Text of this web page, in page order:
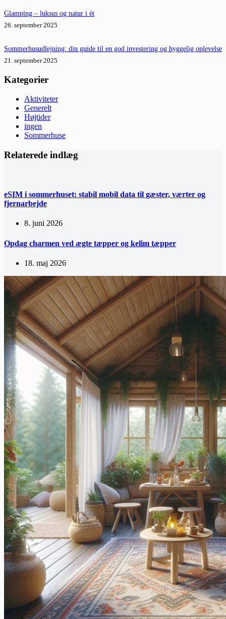
Glamping – luksus og natur i ét
26. september 2025
Sommerhusudlejning: din guide til en god investering og hyggelig oplevelse
21. september 2025
Kategorier
Aktiviteter
Generelt
Højtider
ingen
Sommerhuse
Relaterede indlæg
eSIM i sommerhuset: stabil mobil data til gæster, værter og
fjernarbejde
8. juni 2026
Opdag charmen ved ægte tæpper og kelim tæpper
18. maj 2026